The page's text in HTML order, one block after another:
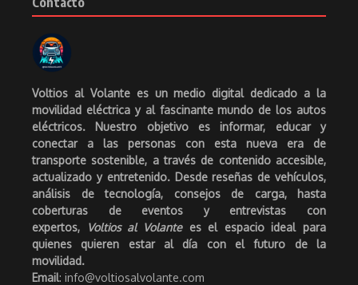
Voltios al Volante es un medio digital dedicado a la
movilidad eléctrica y al fascinante mundo de los autos
eléctricos. Nuestro objetivo es informar, educar y
conectar a las personas con esta nueva era de
transporte sostenible, a través de contenido accesible,
actualizado y entretenido. Desde reseñas de vehículos,
análisis de tecnología, consejos de carga, hasta
coberturas de eventos y entrevistas con
expertos,
Voltios al Volantees el espacio ideal para
quienes quieren estar al día con el futuro de la
movilidad.
Email: info@voltiosalvolante.com